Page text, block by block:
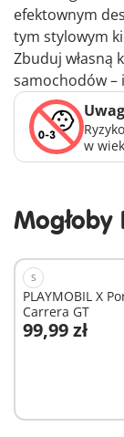
efektownym
tym stylowym
Zbuduj własną
samochodów –
w
S
PLAYMOBIL X
Carrera GT
99,99 zł
Dodaj do